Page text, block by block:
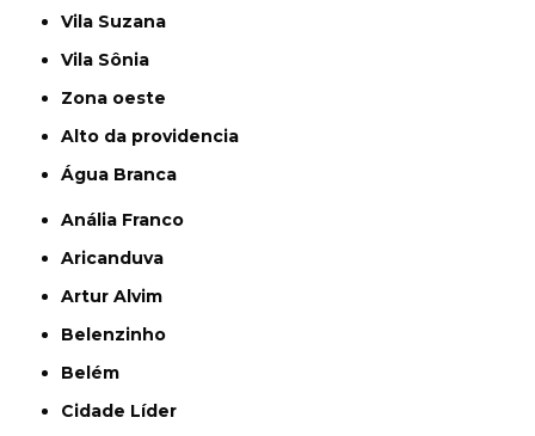
Vila Suzana
Vila Sônia
Zona oeste
alto da providencia
Água Branca
Anália Franco
Aricanduva
Artur Alvim
Belenzinho
Belém
Cidade Líder